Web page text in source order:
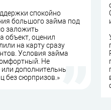
спокойно
большого займа под
заложить
объект, оценил
на карту сразу
Условия займа
Не
дополнительные
без сюрпризов.»